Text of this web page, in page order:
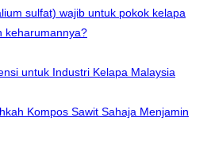
sulfat) wajib untuk pokok kelapa
keharumannya?
untuk Industri Kelapa Malaysia
Kompos Sawit Sahaja Menjamin